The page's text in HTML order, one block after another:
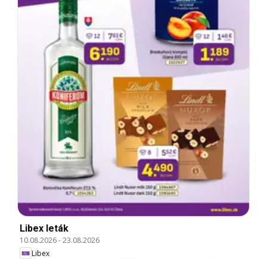
Libex leták
10.08.2026-23.08.2026
Libex